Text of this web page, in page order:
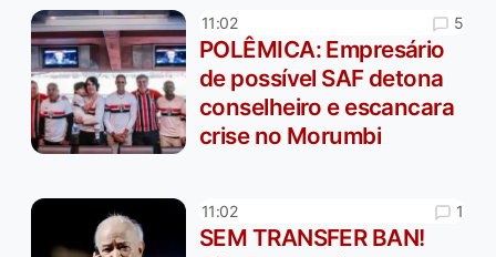
11:02 5
POLÊMICA: Empresário
de possível SAF detona
conselheiro e escancara
crise no Morumbi
11:02 1
SEM TRANSFER BAN!